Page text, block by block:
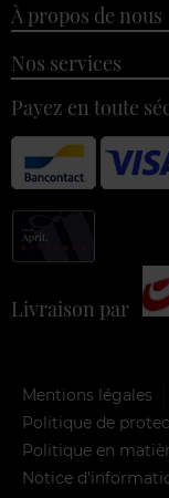
À propos de nous
Nos services
Payez en toute
Livraison par
Mentions légales
Politique de
Politique en
Notice